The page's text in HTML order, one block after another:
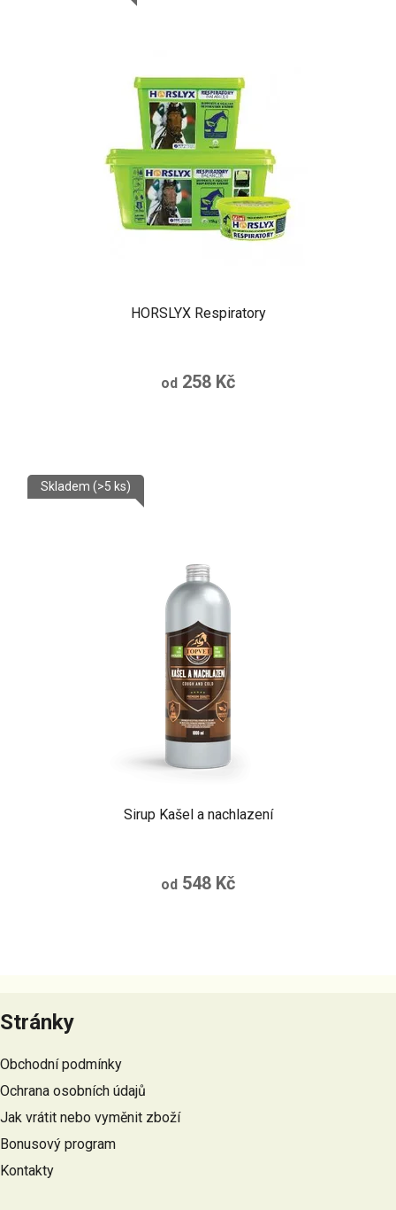
HORSLYX Respiratory
od 258 Kč
Sirup Kašel a nachlazení
Skladem (>5 ks)
od 548 Kč
á
p
a
t
í
Stránky
Obchodní podmínky
Ochrana osobních údajů
Jak vrátit nebo vyměnit zboží
Bonusový program
Kontakty